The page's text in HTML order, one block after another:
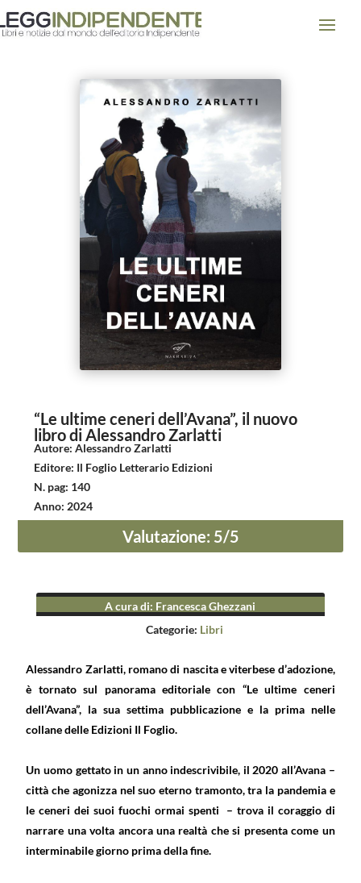
“Le ultime ceneri dell’Avana”, il nuovo
libro di Alessandro Zarlatti
Autore:Alessandro Zarlatti
Editore: Il Foglio Letterario Edizioni
N. pag: 140
Anno: 2024
Valutazione: 5/5
A cura di: Francesca Ghezzani
Categorie: Libri
Alessandro Zarlatti, romano di nascita e viterbese d’adozione,
è tornato sul panorama editoriale con “Le ultime ceneri
dell’Avana”, la sua settima pubblicazione e la prima nelle
collane delle Edizioni Il Foglio.
Un uomo gettato in un anno indescrivibile, il 2020 all’Avana –
città che agonizza nel suo eterno tramonto, tra la pandemia e
le ceneri dei suoi fuochi ormai spenti – trova il coraggio di
narrare una volta ancora una realtà che si presenta come un
interminabile giorno prima della fine.